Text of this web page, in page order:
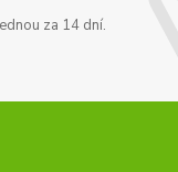
za 14 dní.